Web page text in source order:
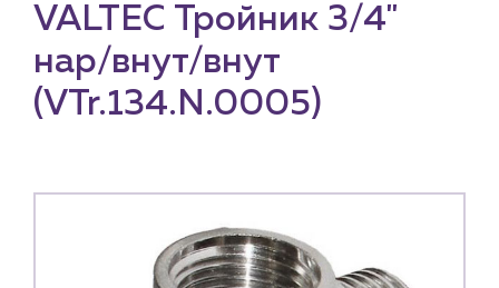
VALTEC Тройник 3/4"
нар/внут/внут
(VTr.134.N.0005)